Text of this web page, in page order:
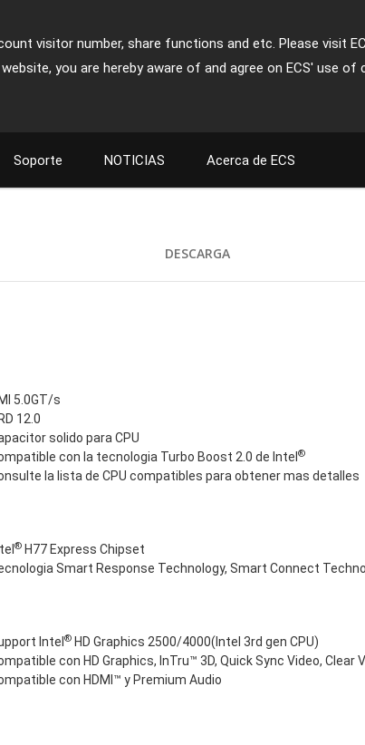
visitor number, share functions and etc. Please visit
you are hereby aware of and agree on ECS' use of
Soporte NOTICIAS Acerca de ECS
DESCARGA
5.0GT/s
12.0
solido para CPU
con la tecnologia Turbo Boost 2.0 de Intel ®
la lista de CPU compatibles para obtener mas detalles
® H77 Express Chipset
Smart Response Technology, Smart Connect
Intel ® HD Graphics 2500/4000(Intel 3rd gen CPU)
con HD Graphics, InTru™ 3D, Quick Sync Video, Clear
con HDMI™ y Premium Audio